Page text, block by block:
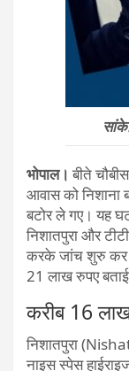
भोपाल। बीते
आवास को निशाना
बटोर ले गए। यह
निशातपुरा और
करके जांच शुरु कर
21 लाख रुपए बताई
करीब 16
निशातपुरा
नाइस स्पेस